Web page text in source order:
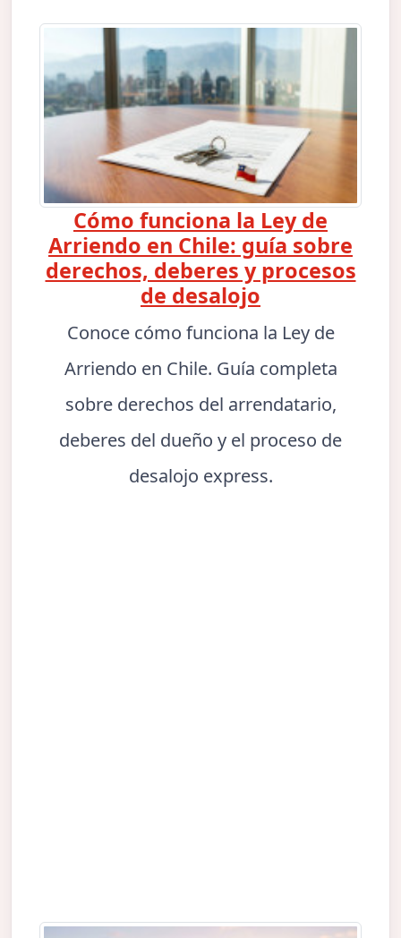
Cómo funciona la Ley de
Arriendo en Chile: guía sobre
derechos, deberes y procesos
de desalojo
Conoce cómo funciona la Ley de
Arriendo en Chile. Guía completa
sobre derechos del arrendatario,
deberes del dueño y el proceso de
desalojo express.